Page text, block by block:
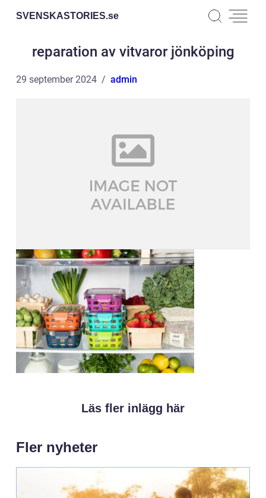
SVENSKASTORIES.se
reparation av vitvaror jönköping
29 september 2024 admin
Läs fler inlägg här
Fler nyheter